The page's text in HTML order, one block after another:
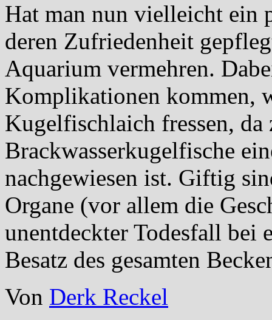
Hat man nun vielleicht ein
deren Zufriedenheit
Aquarium vermehren.
Komplikationen kommen,
Kugelfischlaich fressen,
Brackwasserkugelfische
nachgewiesen ist. Giftig
Organe (vor allem die
unentdeckter Todesfall bei
Besatz des gesamten
Von Derk Reckel